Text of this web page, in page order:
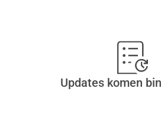
Updates komen